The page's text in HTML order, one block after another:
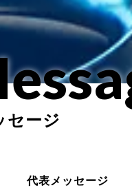
セージ
代表メッセージ